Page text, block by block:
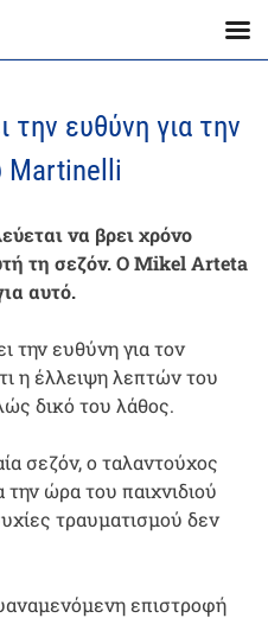
ευθύνη για την
Martinelli
να βρει χρόνο
τη σεζόν. Ο Mikel Arteta
αυτό.
την ευθύνη για τον
η έλλειψη λεπτών του
δικό του λάθος.
σεζόν, ο ταλαντούχος
την ώρα του παιχνιδιού
τραυματισμού δεν
επιστροφή